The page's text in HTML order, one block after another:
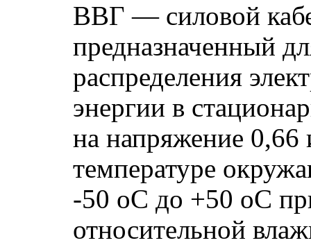
ВВГ — силовой
предназначенный
распределения
энергии в
на напряжение
температуре
-50 оС до +50 оС
относительной